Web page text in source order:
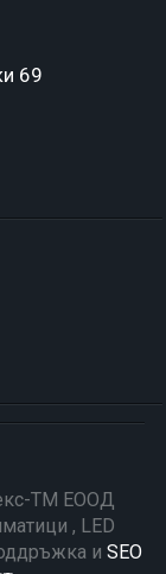
69
ТМ ЕООД
, LED
и SEO